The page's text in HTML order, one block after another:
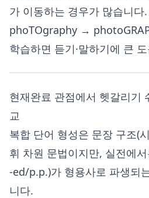
가 이동하는 경우가 많습니
phoTOgraphy →
학습하면 듣기·말하기에 큰
현재완료 관점에서 헷갈리기
교
복합 단어 형성은 문장 구조(
휘 차원 문법이지만, 실전에
-ed/p.p.)가 형용사로 파생되
니다.